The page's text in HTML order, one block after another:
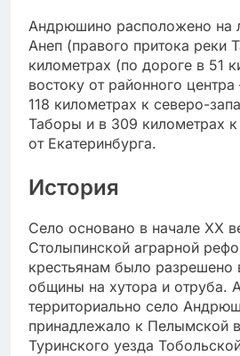
Андрюшино расположено на
Анеп (правого притока реки
километрах (по дороге в 51
востоку от районного
118 километрах к северо-
Таборы и в 309 километрах
от Екатеринбурга.
История
Село основано в начале XX
Столыпинской аграрной
крестьянам было разрешено
общины на хутора и отруба.
территориально село
принадлежало к Пелымской
Туринского уезда